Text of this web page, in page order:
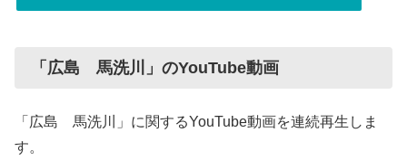
「広島 馬洗川」のYouTube動画
「広島 馬洗川」に関するYouTube動画を連続再生しま
す。